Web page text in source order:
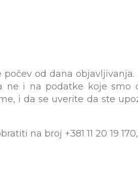
počev od dana objavljivanja.
ne i na podatke koje smo
i da se uverite da ste
na broj +381 11 20 19